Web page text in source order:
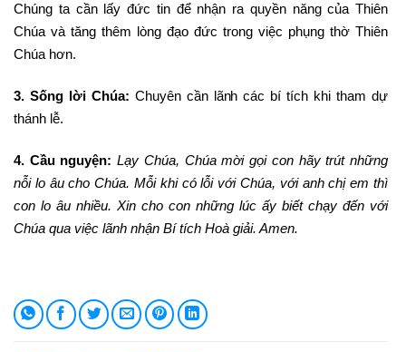
Chúng ta cần lấy đức tin để nhận ra quyền năng của Thiên
Chúa và tăng thêm lòng đạo đức trong việc phụng thờ Thiên
Chúa hơn.
3. Sống lời Chúa: Chuyên cần lãnh các bí tích khi tham dự
thánh lễ.
4. Cầu nguyện:Lạy Chúa, Chúa mời gọi con hãy trút những
nỗi lo âu cho Chúa. Mỗi khi có lỗi với Chúa, với anh chị em thì
con lo âu nhiều. Xin cho con những lúc ấy biết chạy đến với
Chúa qua việc lãnh nhận Bí tích Hoà giải. Amen.